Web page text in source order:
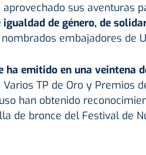
aprovechado sus aventuras
de género, de
embajadores de
ha emitido en una veintena
Varios TP de Oro y Premios
han obtenido
de bronce del Festival de